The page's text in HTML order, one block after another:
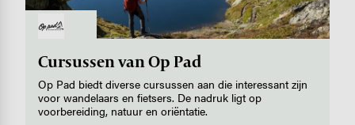
Cursussen van Op Pad
Op Pad biedt diverse cursussen aan die interessant zijn
voor wandelaars en fietsers. De nadruk ligt op
voorbereiding, natuur en oriëntatie.
Image